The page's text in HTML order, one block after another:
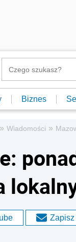
Biznes
» Wiadomości »
Zapisz